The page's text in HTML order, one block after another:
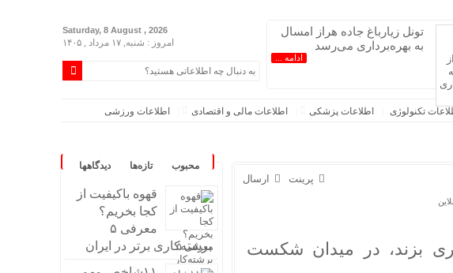
تونل زیارباغ جاده هراز امسال
به بهره‌برداری می‌رسد
ادامه ...
Saturday, 8 August , 2026
امروز : شنبه, ۱۷ مرداد , ۱۴۰۵
تکنولوژی اطلاعات پزشکی اطلاعات مالی و اقتصادی اطلاعات ورزشی
ارسال پرینت
بزند، در میدان شکست
محبوب تازه‌ها دیدگاهها
قهوه باکیفیت از
کجا بخریم؟
معرفی ۵
برشته‌کاری برتر در ایران